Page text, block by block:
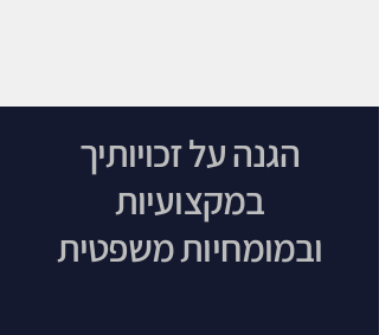
הגנה על זכויותיך
במקצועיות
ובמומחיות משפטית